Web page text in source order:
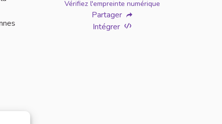
Vérifiez l'empreinte numérique
Partager
Intégrer